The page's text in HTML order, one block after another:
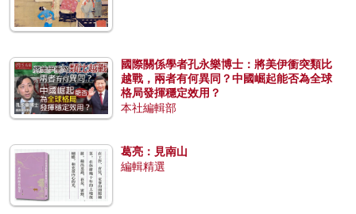
國際關係學者孔永樂博士：將美伊衝突類比
越戰，兩者有何異同？中國崛起能否為全球
格局發揮穩定效用？
本社編輯部
葛亮：見南山
編輯精選